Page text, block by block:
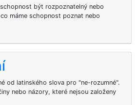
být rozpoznatelný nebo
máme schopnost poznat nebo
od latinského slova pro "ne-rozumné".
nebo názory, které nejsou založeny